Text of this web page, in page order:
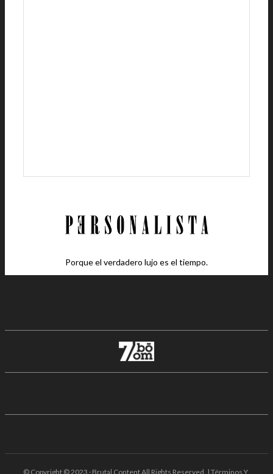
Porque el verdadero lujo es el tiempo.
© Copyright © 2023 · Brutal Content All Rights Reserved. | Términos Y